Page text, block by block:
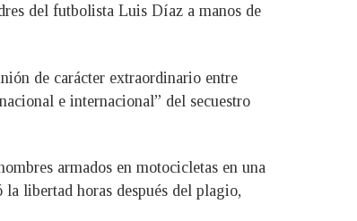
del futbolista Luis Díaz a manos de
de carácter extraordinario entre
e internacional” del secuestro
armados en motocicletas en una
libertad horas después del plagio,